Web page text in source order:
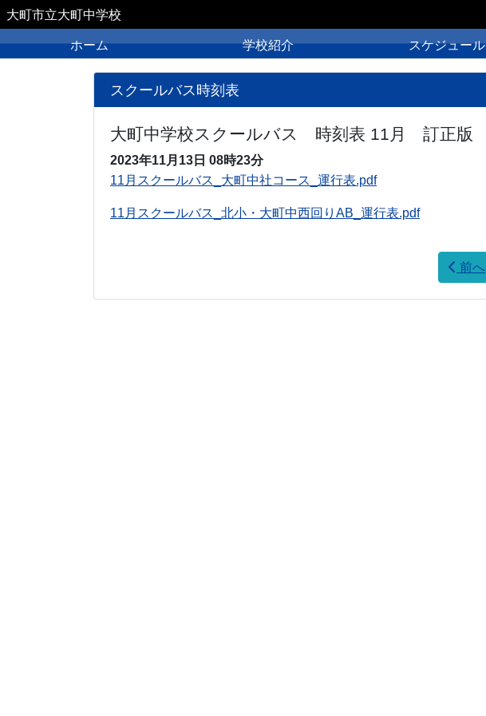
大町市立大町中学校
ホーム 学校紹介 スケジュール
スクールバス時刻表
大町中学校スクールバス 時刻表 11月 訂正版
2023年11月13日 08時23分
11月スクールバス_大町中社コース_運行表.pdf
11月スクールバス_北小・大町中西回りAB_運行表.pdf
前へ